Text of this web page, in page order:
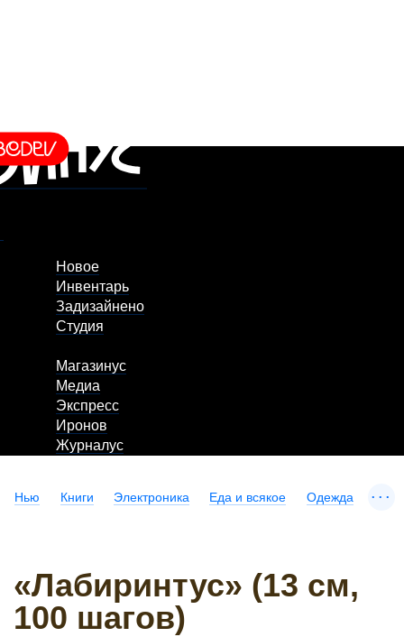
Новое
Инвентарь
Задизайнено
Студия
Магазинус
Медиа
Экспресс
Иронов
Журналус
Нью Книги Электроника Еда и всякое Одежда ...
«Лабиринтус» (13 см,
100 шагов)